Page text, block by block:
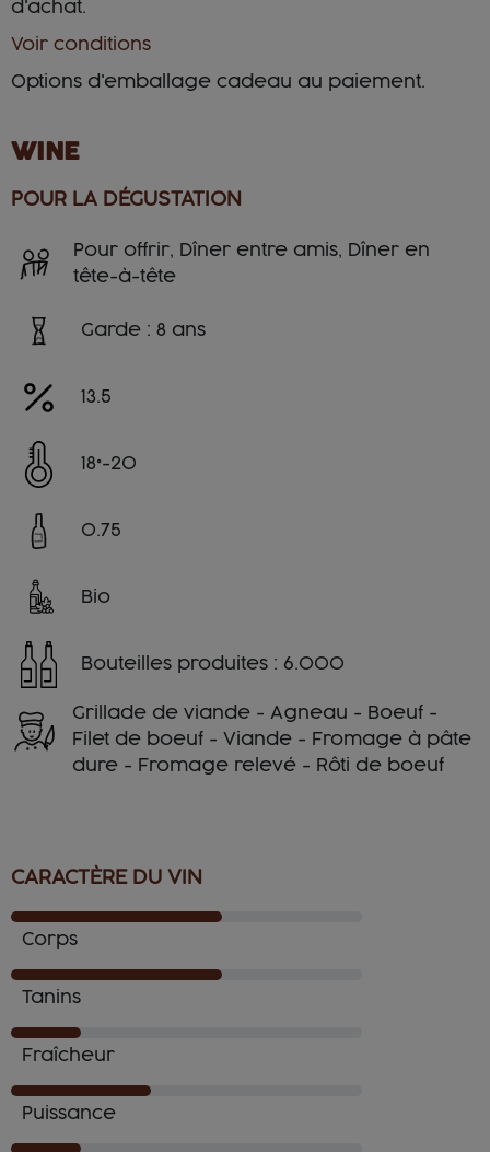
d'achat.
Voir conditions
Options d'emballage cadeau au paiement.
WINE
POUR LA DÉGUSTATION
Pour offrir, Dîner entre amis, Dîner en
tête-à-tête
Garde : 8 ans
13.5
18°-20
0.75
Bio
Bouteilles produites : 6.000
Grillade de viande - Agneau - Boeuf -
Filet de boeuf - Viande - Fromage à pâte
dure - Fromage relevé - Rôti de boeuf
CARACTÈRE DU VIN
Corps
Tanins
Fraîcheur
Puissance